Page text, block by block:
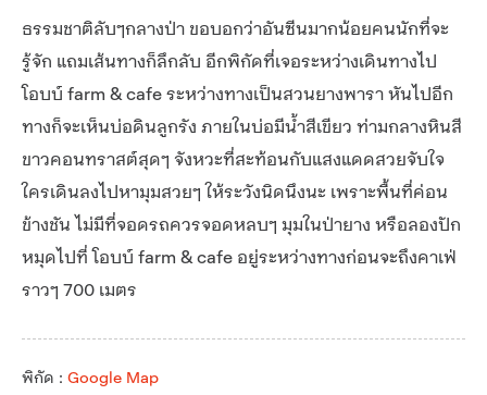
ธรรมชาติลับๆกลางป่า ขอบอกว่าอันซีนมากน้อยคนนักที่จะ
รู้จัก แถมเส้นทางก็ลึกลับ อีกพิกัดที่เจอระหว่างเดินทางไป
โอบบ์ farm & cafe ระหว่างทางเป็นสวนยางพารา หันไปอีก
ทางก็จะเห็นบ่อดินลูกรัง ภายในบ่อมีน้ำสีเขียว ท่ามกลางหินสี
ขาวคอนทราสต์สุดๆ จังหวะที่สะท้อนกับแสงแดดสวยจับใจ
ใครเดินลงไปหามุมสวยๆ ให้ระวังนิดนึงนะ เพราะพื้นที่ค่อน
ข้างชัน ไม่มีที่จอดรถควรจอดหลบๆ มุมในป่ายาง หรือลองปัก
หมุดไปที่ โอบบ์ farm & cafe อยู่ระหว่างทางก่อนจะถึงคาเฟ่
ราวๆ 700 เมตร
พิกัด : Google Map